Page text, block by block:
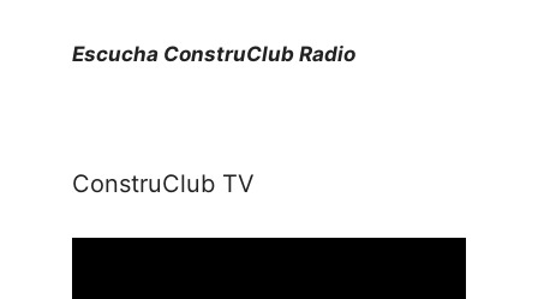
Escucha ConstruClub Radio
ConstruClub TV